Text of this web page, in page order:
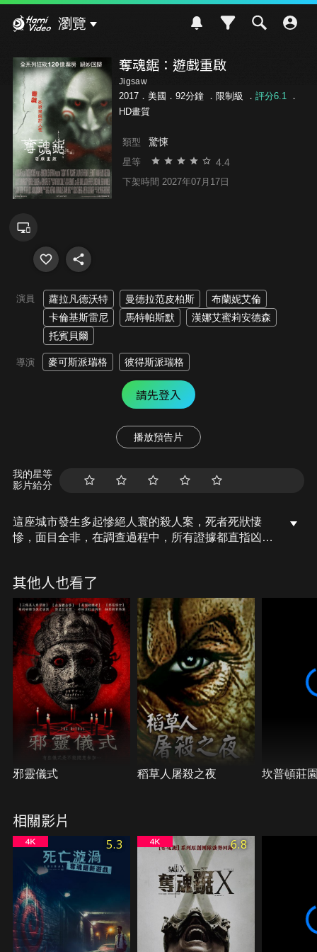
瀏覽
奪魂鋸：遊戲重啟
Jigsaw
2017．美國．92分鐘 ． 限制級 ． 評分6.1．
HD畫質
類型 驚悚
星等 4.4
下架時間 2027年07月17日
演員 蘿拉凡德沃特 曼德拉范皮柏斯
布蘭妮艾倫
卡倫基斯雷尼
馬特帕斯默
漢娜艾蜜莉安德森
托賓貝爾
導演 麥可斯派瑞格 彼得斯派瑞格
請先登入
播放預告片
我的星等
影片給分
這座城市發生多起慘絕人寰的殺人案，死者死狀悽
慘，面目全非，在調查過程中，所有證據都直指凶手
案，還是殺人魔其實沒有死，血腥的獵殺遊戲又重新
開始？
其他人也看了
邪靈儀式 稻草人屠殺之夜 坎普頓莊
相關影片
5.3 6.8